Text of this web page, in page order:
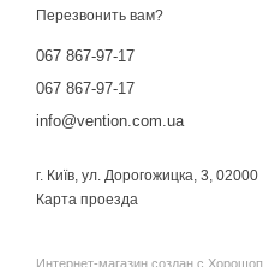
Перезвонить вам?
067 867-97-17
067 867-97-17
info@vention.com.ua
г. Київ, ул. Дорогожицка, 3, 02000
Карта проезда
Интернет-магазин создан с Хорошоп